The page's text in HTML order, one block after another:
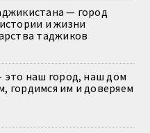
— город
и жизни
таджиков
это наш город, наш дом
им и доверяем